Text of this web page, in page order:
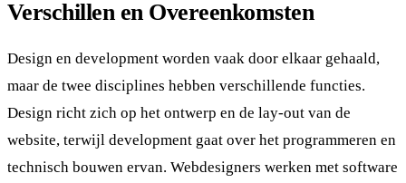
Verschillen en Overeenkomsten
Design en development worden vaak door elkaar gehaald,
maar de twee disciplines hebben verschillende functies.
Design richt zich op het ontwerp en de lay-out van de
website, terwijl development gaat over het programmeren en
technisch bouwen ervan. Webdesigners werken met software